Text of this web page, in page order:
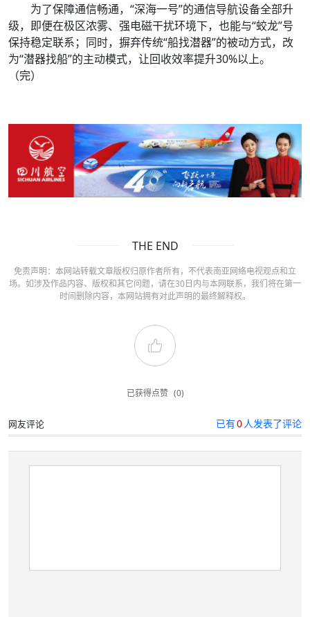
为了保障通信畅通，“深海一号”的通信导航设备全部升
级，即便在极区浓雾、强电磁干扰环境下，也能与“蛟龙”号
保持稳定联系；同时，摒弃传统“船找潜器”的被动方式，改
为“潜器找船”的主动模式，让回收效率提升30%以上。
（完）
THE END
免责声明：本网站转载文章版权归原作者所有，不代表南亚网络电视观点和立
场。如涉及作品内容、版权和其它问题，请在30日内与本网联系，我们将在第一
时间删除内容，本网站拥有对此声明的最终解释权。
已获得点赞 (0)
网友评论 已有0 人发表了评论